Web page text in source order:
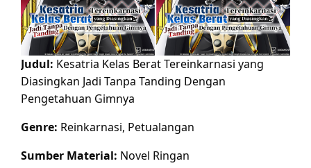
Judul: Kesatria Kelas Berat Tereinkarnasi yang
Diasingkan Jadi Tanpa Tanding Dengan
Pengetahuan Gimnya
Genre: Reinkarnasi, Petualangan
Sumber Material: Novel Ringan